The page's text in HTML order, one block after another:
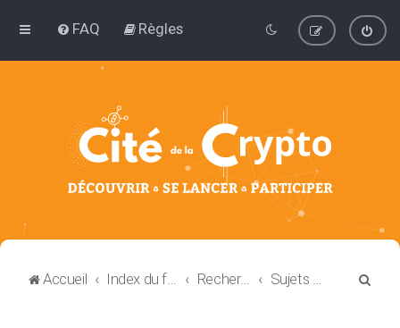
FAQ Règles
Accueil Index du forum Rechercher Sujets sans réponse